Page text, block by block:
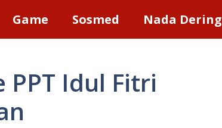
Game Sosmed Nada Dering
Idul Fitri